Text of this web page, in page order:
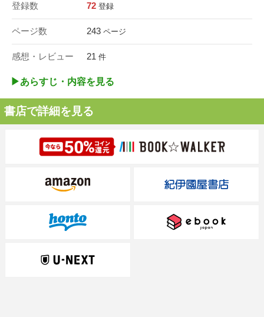
登録数 72 登録
ページ数 243 ページ
感想・レビュー 21 件
▶︎あらすじ・内容を見る
書店で詳細を見る